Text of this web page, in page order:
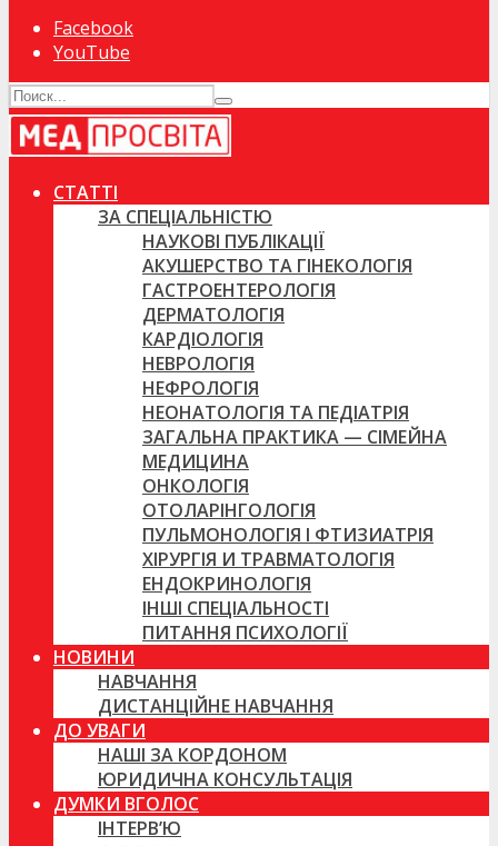
Facebook
YouTube
СТАТТІ
ЗА СПЕЦІАЛЬНІСТЮ
НАУКОВІ ПУБЛІКАЦІЇ
АКУШЕРСТВО ТА ГІНЕКОЛОГІЯ
ГАСТРОЕНТЕРОЛОГІЯ
ДЕРМАТОЛОГІЯ
КАРДІОЛОГІЯ
НЕВРОЛОГІЯ
НЕФРОЛОГІЯ
НЕОНАТОЛОГІЯ ТА ПЕДІАТРІЯ
ЗАГАЛЬНА ПРАКТИКА — СІМЕЙНА
МЕДИЦИНА
ОНКОЛОГІЯ
ОТОЛАРІНГОЛОГІЯ
ПУЛЬМОНОЛОГІЯ І ФТИЗИАТРІЯ
ХІРУРГІЯ И ТРАВМАТОЛОГІЯ
ЕНДОКРИНОЛОГІЯ
ІНШІ СПЕЦІАЛЬНОСТІ
ПИТАННЯ ПСИХОЛОГІЇ
НОВИНИ
НАВЧАННЯ
ДИСТАНЦІЙНЕ НАВЧАННЯ
ДО УВАГИ
НАШІ ЗА КОРДОНОМ
ЮРИДИЧНА КОНСУЛЬТАЦІЯ
ДУМКИ ВГОЛОС
ІНТЕРВ’Ю